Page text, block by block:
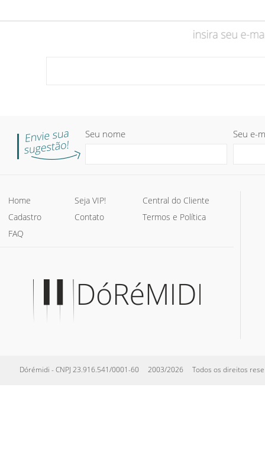
Seu nome Seu e-
Home Seja VIP!
Central do Cliente
Cadastro
Contato
Termos e Política
FAQ
Dórémidi - CNPJ 23.916.541/0001-60 2003/2026 Todos os direitos